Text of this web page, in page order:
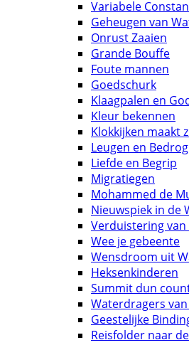
Variabele
Geheugen van
Onrust Zaaien
Grande Bouffe
Foute mannen
Goedschurk
Klaagpalen en
Kleur bekennen
Klokkijken maakt
Leugen en Bedrog
Liefde en Begrip
Migratiegen
Mohammed de
Nieuwspiek in de
Verduistering
Wee je gebeente
Wensdroom uit
Heksenkinderen
Summit dun
Waterdragers
Geestelijke
Reisfolder naar